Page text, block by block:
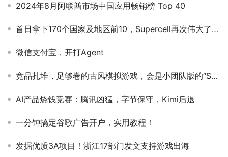
2024年8月阿联酋市场中国应用畅销榜 Top 40
首日拿下170个国家及地区前10，Supercell再次伟大了吗？
微信支付宝，开打Agent
竞品扎堆，足够卷的古风模拟游戏，会是小团队版的“SLG赛道”吗？
AI产品烧钱竞赛：腾讯凶猛，字节保守，Kimi后退
一分钟搞定谷歌广告开户，实用教程！
发掘优质3A项目！浙江17部门发文支持游戏出海